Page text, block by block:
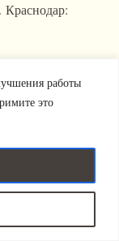
работы
это
Краснодар:
Политика
конфиденциальности